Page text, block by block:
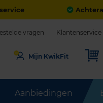
Aanbiedingen
vragen Klantenservice
Mijn KwikFit